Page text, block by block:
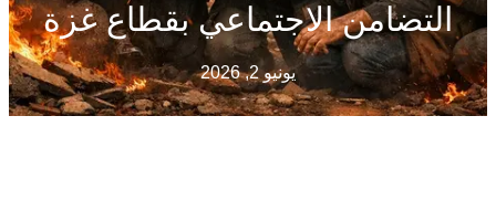
التضامن الاجتماعي بقطاع غزة
يونيو 2, 2026